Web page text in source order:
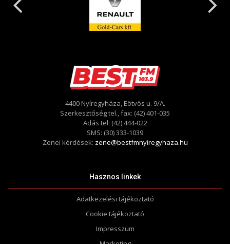
4400 Nyíregyháza, Eötvös u. 9/A.
Szerkesztőség tel., fax: (42) 401-035
Adás tel: (42) 444-022
SMS: (30) 333-1039
Zenei kérdések: zene@bestfmnyiregyhaza.hu
Hasznos linkek
Adatkezelési tájékoztató
Cookie tájékoztató
Impresszum